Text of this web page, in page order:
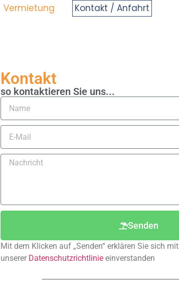
Vermietung Kontakt / Anfahrt
Kontakt
so kontaktieren Sie uns...
Senden
Mit dem Klicken auf „Senden“ erklären Sie sich mit
unserer Datenschutzrichtlinie einverstanden